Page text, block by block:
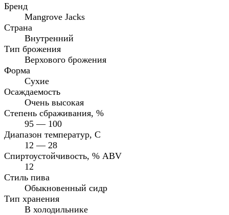
Бренд
Mangrove Jacks
Страна
Внутренний
Тип брожения
Верхового брожения
Форма
Сухие
Осаждаемость
Очень высокая
Степень сбраживания, %
95 — 100
Диапазон температур, C
12 — 28
Спиртоустойчивость, % ABV
12
Стиль пива
Обыкновенный сидр
Тип хранения
В холодильнике